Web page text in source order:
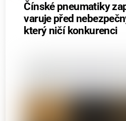
Čínské pneumatiky
varuje před
který ničí konkurenci